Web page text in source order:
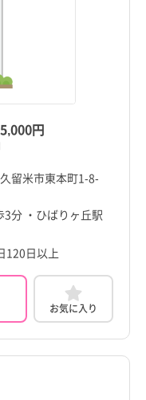
円
留米市東本町1-8-
3分 ・ひばりヶ丘駅
120日以上
お気に入り